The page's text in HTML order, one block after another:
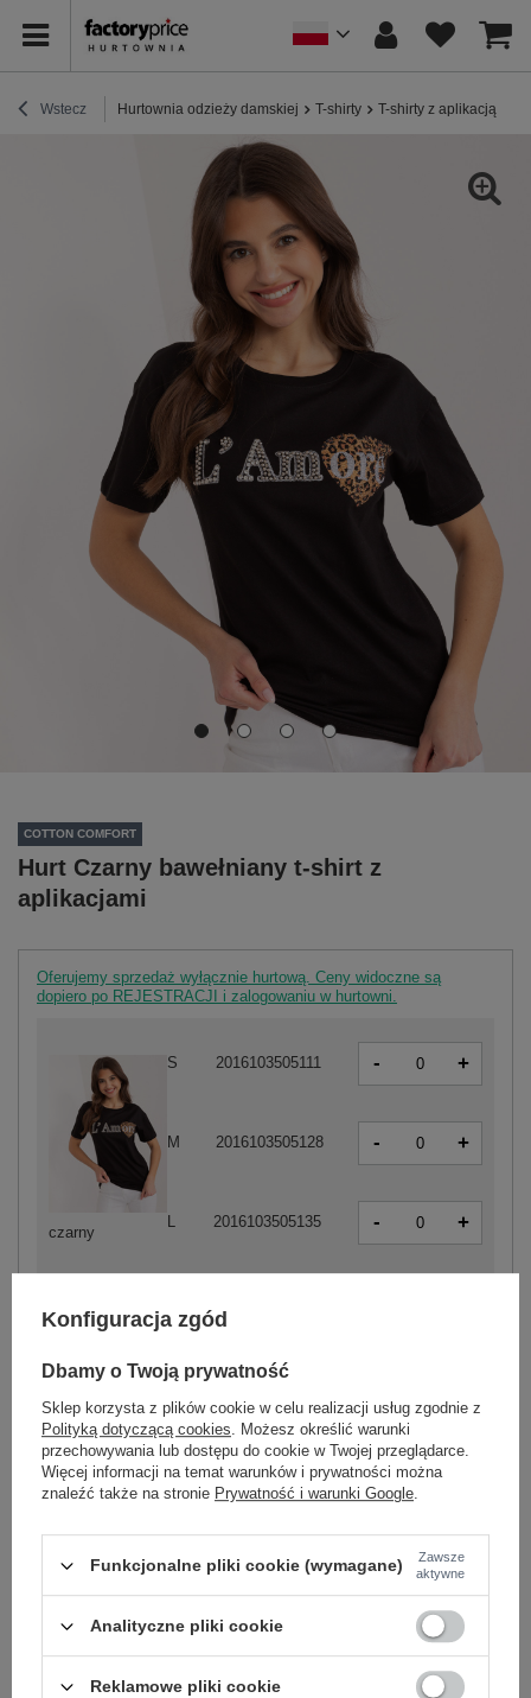
Wstecz Hurtownia odzieży damskiej T-shirty T-shirty z aplikacją
COTTON COMFORT
Hurt Czarny bawełniany t-shirt z
aplikacjami
Oferujemy sprzedaż wyłącznie hurtową. Ceny widoczne są
dopiero po REJESTRACJI i zalogowaniu w hurtowni.
czarny
S 2016103505111 - +
M 2016103505128 - +
L 2016103505135 - +
Masz pytanie? Chętnie pomożemy.
Zadzwoń+48 601 547 740 Zadaj pytanie
skład materiału : 100% bawełna
Kod produktu
PM-TS-4535.84
casual
dominujący
Konfiguracja zgód
Dbamy o Twoją prywatność
Sklep korzysta z plików cookie w celu realizacji usług zgodnie z
Polityką dotyczącą cookies. Możesz określić warunki
przechowywania lub dostępu do cookie w Twojej przeglądarce.
Więcej informacji na temat warunków i prywatności można
znaleźć także na stronie Prywatność i warunki Google.
Funkcjonalne pliki cookie (wymagane)
Zawsze
aktywne
Analityczne pliki cookie
Reklamowe pliki cookie